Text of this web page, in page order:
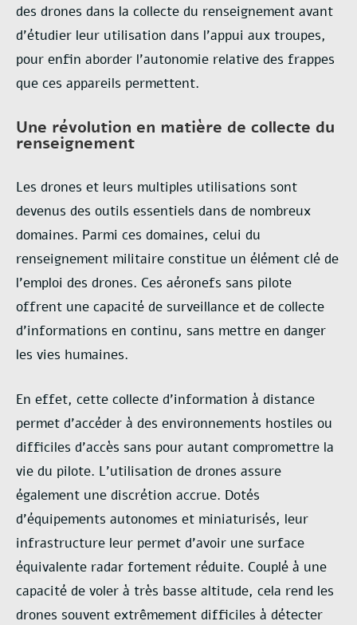
des drones dans la collecte du renseignement avant
d’étudier leur utilisation dans l’appui aux troupes,
pour enfin aborder l’autonomie relative des frappes
que ces appareils permettent.
Une révolution en matière de collecte du
renseignement
Les drones et leurs multiples utilisations sont
devenus des outils essentiels dans de nombreux
domaines. Parmi ces domaines, celui du
renseignement militaire constitue un élément clé de
l’emploi des drones. Ces aéronefs sans pilote
offrent une capacité de surveillance et de collecte
d’informations en continu, sans mettre en danger
les vies humaines.
En effet, cette collecte d’information à distance
permet d’accéder à des environnements hostiles ou
difficiles d’accès sans pour autant compromettre la
vie du pilote. L’utilisation de drones assure
également une discrétion accrue. Dotés
d’équipements autonomes et miniaturisés, leur
infrastructure leur permet d’avoir une surface
équivalente radar fortement réduite. Couplé à une
capacité de voler à très basse altitude, cela rend les
drones souvent extrêmement difficiles à détecter